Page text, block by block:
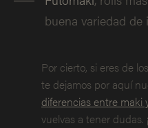
buena variedad de
Por cierto, si eres de
te dejamos por aquí
diferencias entre maki
vuelvas a tener dudas.